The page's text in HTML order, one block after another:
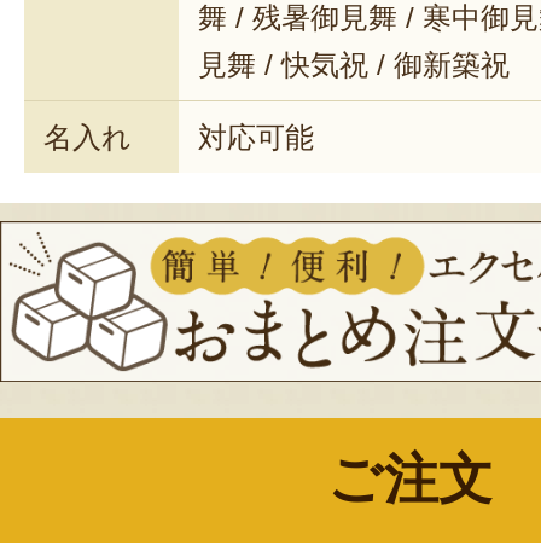
舞 / 残暑御見舞 / 寒中御
見舞 / 快気祝 / 御新築祝
名入れ 対応可能
ご注文